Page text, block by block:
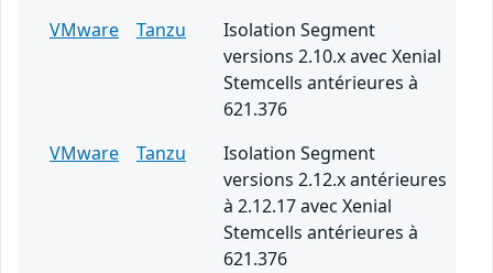
VMware
Tanzu
Isolation Segment
versions 2.10.x avec Xenial
Stemcells antérieures à
621.376
VMware
Tanzu
Isolation Segment
versions 2.12.x antérieures
à 2.12.17 avec Xenial
Stemcells antérieures à
621.376